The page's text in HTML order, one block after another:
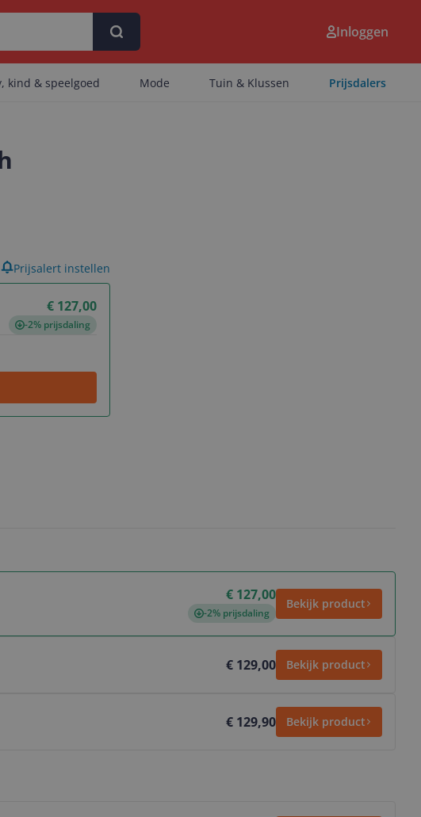
Inloggen
kind & speelgoed Mode Tuin & Klussen Prijsdalers
€ 127,00
-2% prijsdaling
Prijsalert instellen
€ 127,00
-2% prijsdaling
Bekijk product
€ 129,00 Bekijk product
€ 129,90 Bekijk product